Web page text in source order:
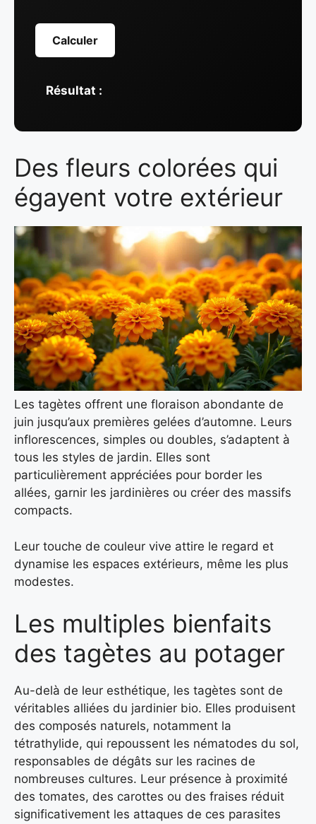
Calculer
Résultat :
Des fleurs colorées qui
égayent votre extérieur
Les tagètes offrent une floraison abondante de
juin jusqu’aux premières gelées d’automne. Leurs
inflorescences, simples ou doubles, s’adaptent à
tous les styles de jardin. Elles sont
particulièrement appréciées pour border les
allées, garnir les jardinières ou créer des massifs
compacts.
Leur touche de couleur vive attire le regard et
dynamise les espaces extérieurs, même les plus
modestes.
Les multiples bienfaits
des tagètes au potager
Au-delà de leur esthétique, les tagètes sont de
véritables alliées du jardinier bio. Elles produisent
des composés naturels, notamment la
tétrathylide, qui repoussent les nématodes du sol,
responsables de dégâts sur les racines de
nombreuses cultures. Leur présence à proximité
des tomates, des carottes ou des fraises réduit
significativement les attaques de ces parasites